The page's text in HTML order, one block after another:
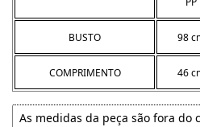
BUSTO 98
COMPRIMENTO 46
As medidas da peça são fora do